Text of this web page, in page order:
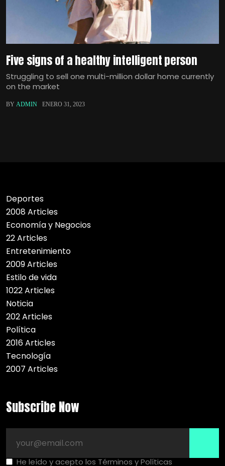
Five signs of a healthy intelligent person
Struggling to sell one multi-million dollar home currently
on the market
BY ADMIN ENERO 31, 2023
Deportes
2008 Articles
Economía y Negocios
22 Articles
Entretenimiento
2009 Articles
Estilo de vida
1022 Articles
Noticia
202 Articles
Política
2016 Articles
Tecnología
2007 Articles
Subscribe Now
He leído y acepto los Términos y Políticas